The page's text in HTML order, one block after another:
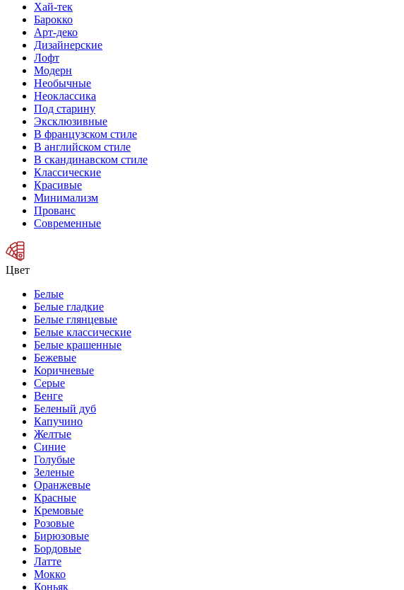
Хай-тек
Барокко
Арт-деко
Дизайнерские
Лофт
Модерн
Необычные
Неоклассика
Под старину
Эксклюзивные
В французском стиле
В английском стиле
В скандинавском стиле
Классические
Красивые
Минимализм
Прованс
Современные
Цвет
Белые
Белые гладкие
Белые глянцевые
Белые классические
Белые крашенные
Бежевые
Коричневые
Серые
Венге
Беленый дуб
Капучино
Желтые
Синие
Голубые
Зеленые
Оранжевые
Красные
Кремовые
Розовые
Бирюзовые
Бордовые
Латте
Мокко
Коньяк